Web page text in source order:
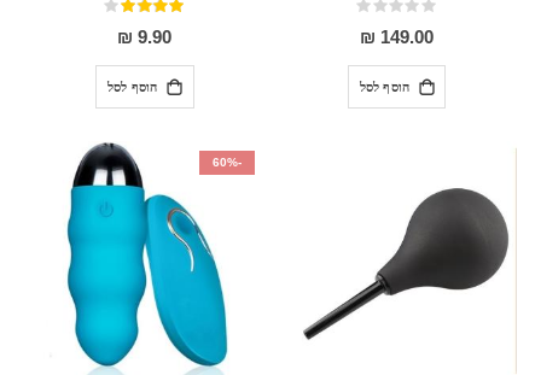
Rating:
0%
149.00 ₪
הוסף לסל
דירוג:
80%
9.90 ₪
הוסף לסל
-60%